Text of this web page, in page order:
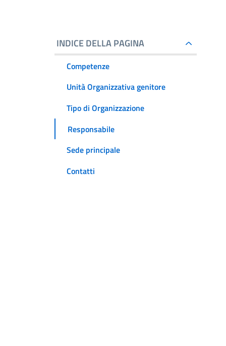
INDICE DELLA PAGINA
Competenze
Unità Organizzativa genitore
Tipo di Organizzazione
Responsabile
Sede principale
Contatti